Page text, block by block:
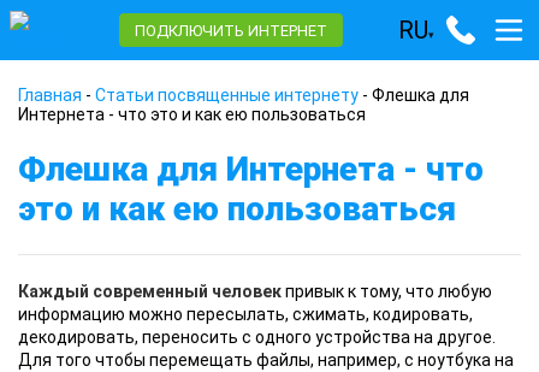
ПОДКЛЮЧИТЬ ИНТЕРНЕТ RU▾
Главная - Статьи посвященные интернету - Флешка для
Интернета - что это и как ею пользоваться
Флешка для Интернета - что
это и как ею пользоваться
Каждый современный человекпривык к тому, что любую
информацию можно пересылать, сжимать, кодировать,
декодировать, переносить с одного устройства на другое.
Для того чтобы перемещать файлы, например, с ноутбука на